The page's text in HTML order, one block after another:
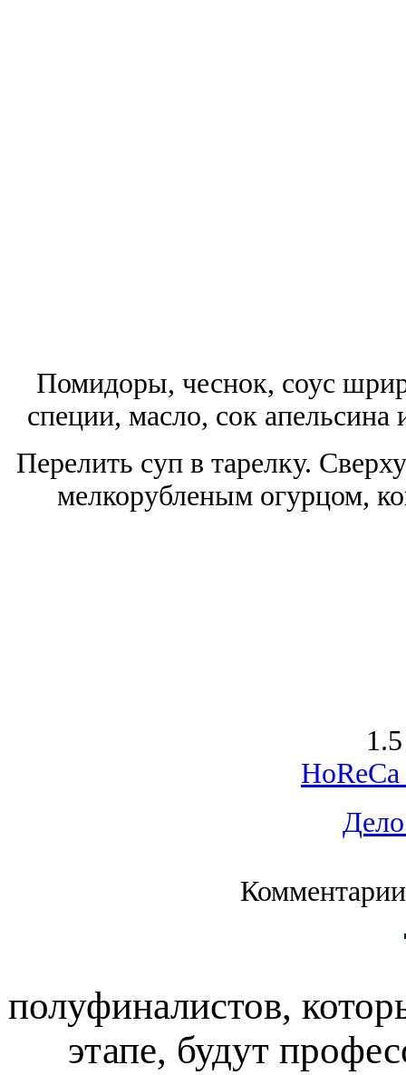
Помидоры, чеснок, соус
специи, масло, сок апельсина
Перелить суп в тарелку.
мелкорубленым огурцом,
полуфиналистов,
этапе, будут